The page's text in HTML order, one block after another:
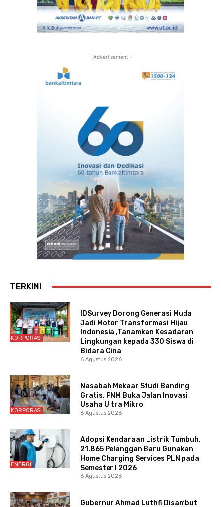
- Advertisement -
TERKINI
KORPORASI
IDSurvey Dorong Generasi Muda
Jadi Motor Transformasi Hijau
Indonesia ,Tanamkan Kesadaran
Lingkungan kepada 330 Siswa di
Bidara Cina
6 Agustus 2026
KORPORASI
Nasabah Mekaar Studi Banding
Gratis, PNM Buka Jalan Inovasi
Usaha Ultra Mikro
6 Agustus 2026
ENERGI
Adopsi Kendaraan Listrik Tumbuh,
21.865 Pelanggan Baru Gunakan
Home Charging Services PLN pada
Semester I 2026
6 Agustus 2026
Gubernur Ahmad Luthfi Disambut